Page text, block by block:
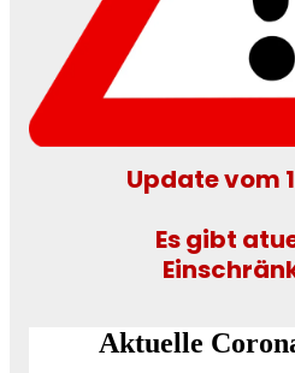
Update vom
Es gibt